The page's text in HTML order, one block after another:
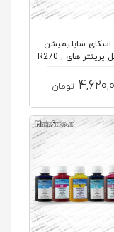
سابلیمیشن
100 میل پرینتر های R270 ,
تومان